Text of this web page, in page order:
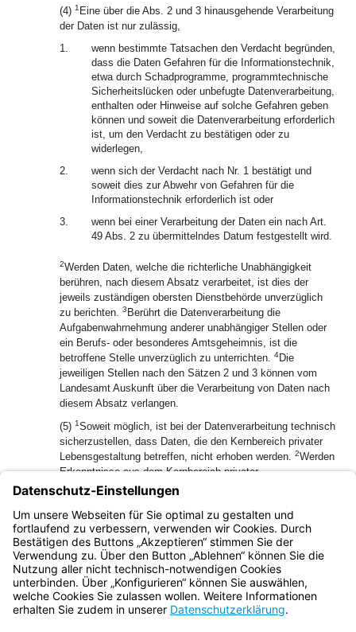
(4) 1 Eine über die Abs. 2 und 3 hinausgehende Verarbeitung
der Daten ist nur zulässig,
1.
wenn bestimmte Tatsachen den Verdacht begründen,
dass die Daten Gefahren für die Informationstechnik,
etwa durch Schadprogramme, programmtechnische
Sicherheitslücken oder unbefugte Datenverarbeitung,
enthalten oder Hinweise auf solche Gefahren geben
können und soweit die Datenverarbeitung erforderlich
ist, um den Verdacht zu bestätigen oder zu
widerlegen,
2.
wenn sich der Verdacht nach Nr. 1 bestätigt und
soweit dies zur Abwehr von Gefahren für die
Informationstechnik erforderlich ist oder
3.
wenn bei einer Verarbeitung der Daten ein nach Art.
49 Abs. 2 zu übermittelndes Datum festgestellt wird.
2Werden Daten, welche die richterliche Unabhängigkeit
berühren, nach diesem Absatz verarbeitet, ist dies der
jeweils zuständigen obersten Dienstbehörde unverzüglich
zu berichten. 3 Berührt die Datenverarbeitung die
Aufgabenwahrnehmung anderer unabhängiger Stellen oder
ein Berufs- oder besonderes Amtsgeheimnis, ist die
betroffene Stelle unverzüglich zu unterrichten. 4Die
jeweiligen Stellen nach den Sätzen 2 und 3 können vom
Landesamt Auskunft über die Verarbeitung von Daten nach
diesem Absatz verlangen.
(5) 1Soweit möglich, ist bei der Datenverarbeitung technisch
sicherzustellen, dass Daten, die den Kernbereich privater
Lebensgestaltung betreffen, nicht erhoben werden. 2Werden
Erkenntnisse aus dem Kernbereich privater
Lebensgestaltung erlangt, dürfen diese nicht verwendet
werden und sind unverzüglich zu löschen.
ihrer Erlangung und Löschung ist zu dokumentieren.
gilt auch in Zweifelsfällen.
Bayern.de
BayernPortal